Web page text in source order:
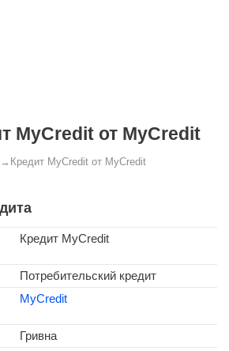
MyCredit от MyCredit
→ Кредит MyCredit от MyCredit
Кредит MyCredit
Потребительский кредит
MyCredit
Гривна